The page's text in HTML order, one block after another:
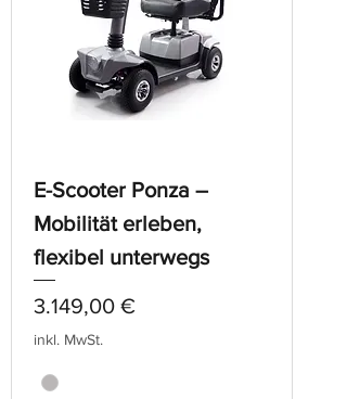
E-Scooter Ponza –
Mobilität erleben,
flexibel unterwegs
Preis
3.149,00 €
inkl. MwSt.